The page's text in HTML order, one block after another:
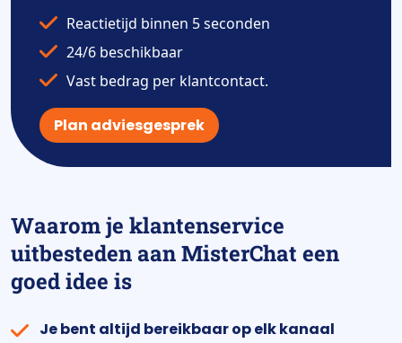
Reactietijd binnen 5 seconden
24/6 beschikbaar
Vast bedrag per klantcontact.
Plan adviesgesprek
Waarom je klantenservice
uitbesteden aan MisterChat een
goed idee is
Je bent altijd bereikbaar op elk kanaal